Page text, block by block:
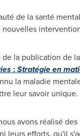
de la santé
nouvelles
la publication de
:Stratégie en
la maladie
leur savoir unique.
avons réalisé